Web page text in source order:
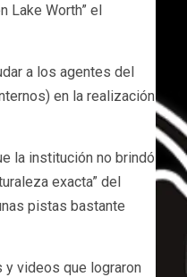
Lake Worth” el
a los agentes del
en la realización
la institución no brindó
exacta” del
pistas bastante
videos que lograron